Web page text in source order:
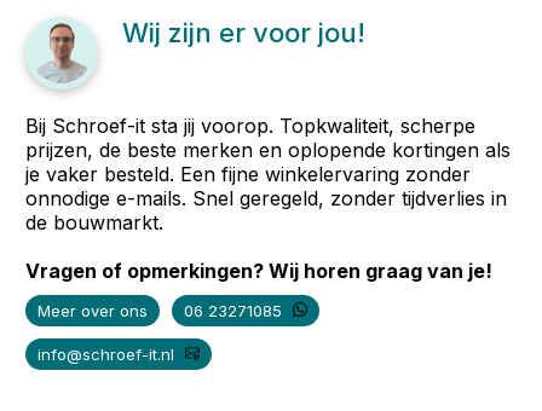
Wij zijn er voor jou!
Bij Schroef-it sta jij voorop. Topkwaliteit, scherpe
prijzen, de beste merken en oplopende kortingen als
je vaker besteld. Een fijne winkelervaring zonder
onnodige e-mails. Snel geregeld, zonder tijdverlies in
de bouwmarkt.
Vragen of opmerkingen? Wij horen graag van je!
Meer over ons 06 23271085
info@schroef-it.nl